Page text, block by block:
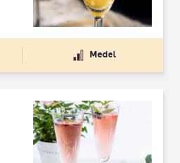
Medel